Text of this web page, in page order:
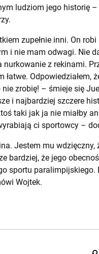
ludziom jego historię –
zupełnie inni. On robi
i nie mam odwagi. Nie
nurkowanie z rekinami.
łatwe. Odpowiedziałem,
zrobię! – śmieje się
i najbardziej szczere
taki jak ja nie miałby
ci sportowcy –
Jestem mu wdzięczny,
bardziej, że jego
sportu paralimpijskiego.
Wojtek.